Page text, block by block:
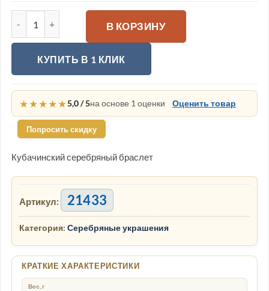
составляла
9500 ₽.В КОРЗИНУ
КУПИТЬ В 1 КЛИК
★★★★★5,0 / 5на основе 1 оценки Оценить товар
Попросить скидку
Кубачинский серебряный браслет
Артикул: 21433
Категория: Серебряные украшения
КРАТКИЕ ХАРАКТЕРИСТИКИ
Вес, г